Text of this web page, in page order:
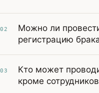
02
Можно ли
регистрацию
03
Кто может
кроме